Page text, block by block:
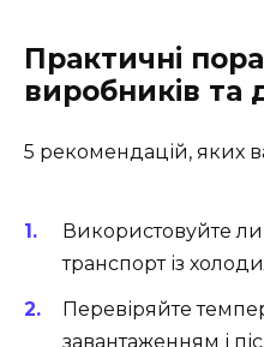
Практичні
виробників та
5 рекомендацій, яких
Використовуйте
транспорт із
Перевіряйте
завантаженням і